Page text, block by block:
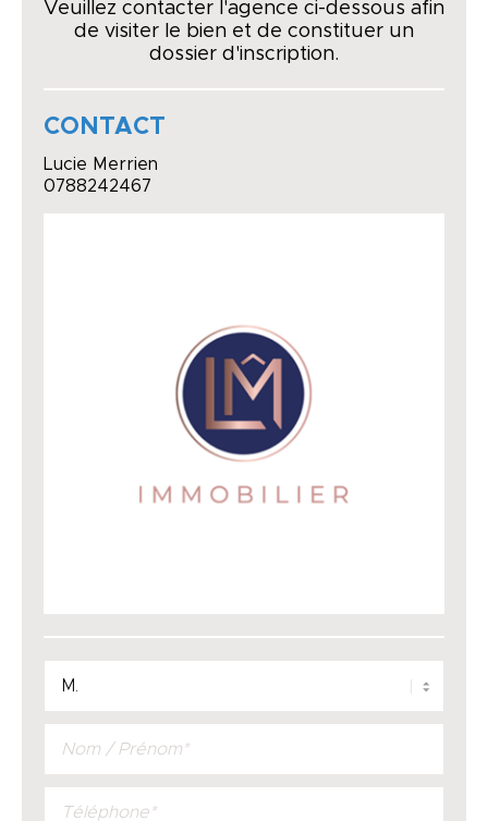
Veuillez contacter l'agence ci-dessous afin
de visiter le bien et de constituer un
dossier d'inscription.
CONTACT
Lucie Merrien
0788242467